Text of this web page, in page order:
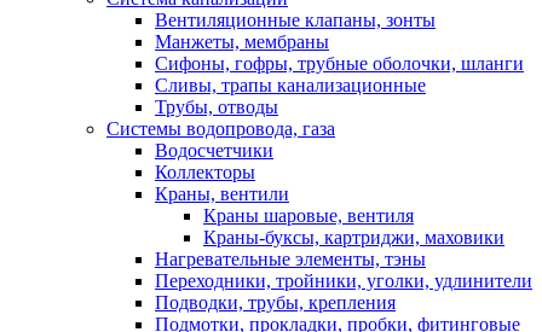
Вентиляционные клапаны, зонты
Манжеты, мембраны
Сифоны, гофры, трубные оболочки, шланги
Сливы, трапы канализационные
Трубы, отводы
Системы водопровода, газа
Водосчетчики
Коллекторы
Краны, вентили
Краны шаровые, вентиля
Краны-буксы, картриджи, маховики
Нагревательные элементы, тэны
Переходники, тройники, уголки, удлинители
Подводки, трубы, крепления
Подмотки, прокладки, пробки, фитинговые